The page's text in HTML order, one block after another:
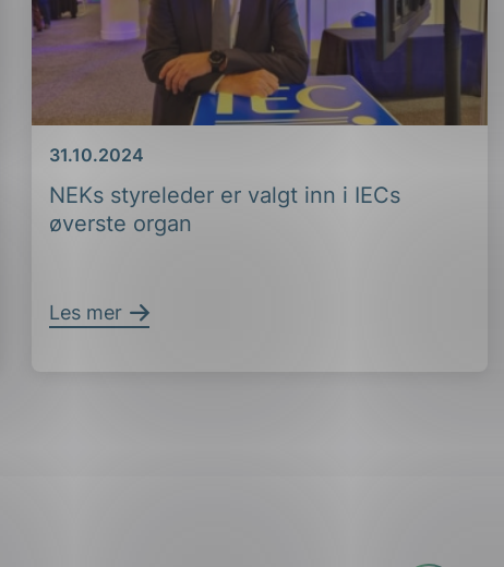
NEKs styreleder er valgt inn i IECs
øverste organ
Dato
31.10.2024
Les mer